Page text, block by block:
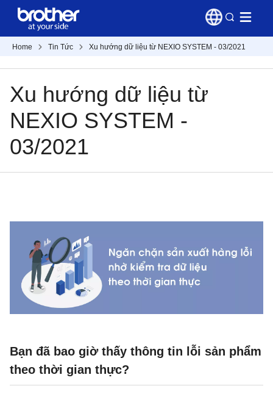
Home Tin Tức Xu hướng dữ liệu từ NEXIO SYSTEM - 03/2021
Xu hướng dữ liệu từ
NEXIO SYSTEM -
03/2021
Bạn đã bao giờ thấy thông tin lỗi sản phẩm
theo thời gian thực?